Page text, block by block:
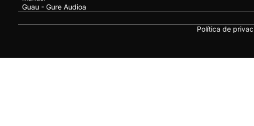
Guau - Gure Audioa
Política de